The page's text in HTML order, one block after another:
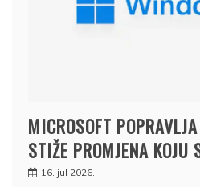
MICROSOFT
STIŽE PROMJENA KOJU
16. jul 2026.